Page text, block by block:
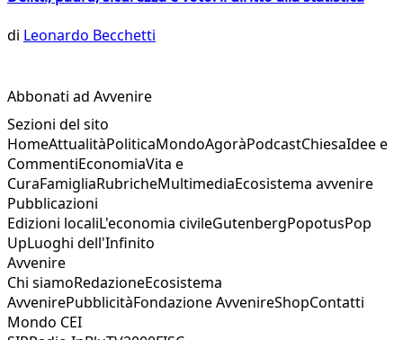
di Leonardo Becchetti
Abbonati ad Avvenire
Sezioni del sito
HomeAttualitàPoliticaMondoAgoràPodcastChiesaIdee e
CommentiEconomiaVita e
CuraFamigliaRubricheMultimediaEcosistema avvenire
Pubblicazioni
Edizioni localiL'economia civileGutenbergPopotusPop
UpLuoghi dell'Infinito
Avvenire
Chi siamoRedazioneEcosistema
AvvenirePubblicitàFondazione AvvenireShopContatti
Mondo CEI